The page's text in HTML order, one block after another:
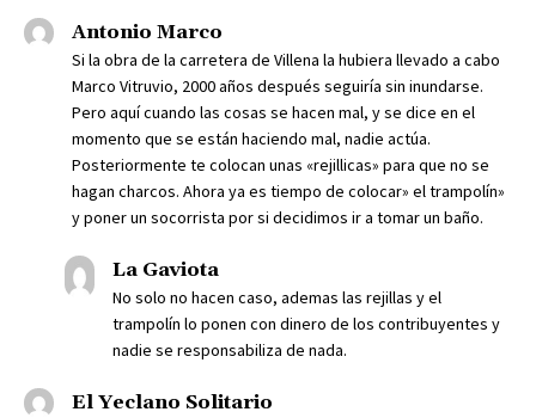
Antonio Marco
Si la obra de la carretera de Villena la hubiera llevado a cabo
Marco Vitruvio, 2000 años después seguiría sin inundarse.
Pero aquí cuando las cosas se hacen mal, y se dice en el
momento que se están haciendo mal, nadie actúa.
Posteriormente te colocan unas «rejillicas» para que no se
hagan charcos. Ahora ya es tiempo de colocar» el trampolín»
y poner un socorrista por si decidimos ir a tomar un baño.
La Gaviota
No solo no hacen caso, ademas las rejillas y el
trampolín lo ponen con dinero de los contribuyentes y
nadie se responsabiliza de nada.
El Yeclano Solitario